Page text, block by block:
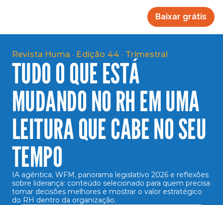
Baixar grátis
Revista Huma · Edição 44 · Trimestral
TUDO O QUE ESTÁ
MUDANDO NO RH EM UMA
LEITURA QUE CABE NO SEU
TEMPO
IA agêntica, WFM, panorama legislativo 2026 e reflexões
sobre liderança: conteúdo selecionado para quem precisa
tomar decisões melhores e mostrar o valor estratégico
do RH dentro da organização.